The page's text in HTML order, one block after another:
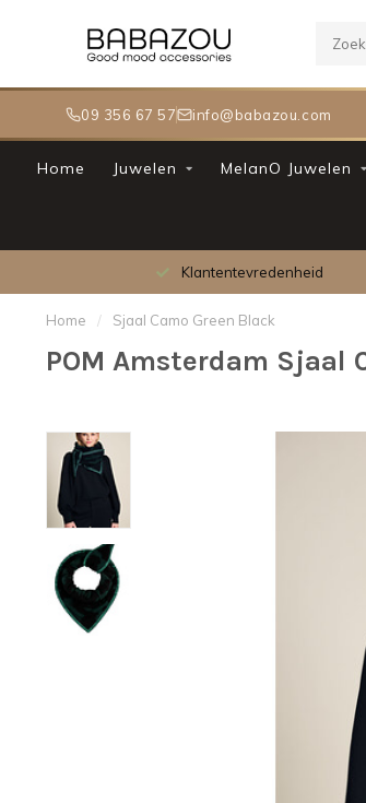
09 356 67 57 info@babazou.com
Home Juwelen MelanO Juwelen
Klantentevredenheid
Home / Sjaal Camo Green Black
POM Amsterdam Sjaal